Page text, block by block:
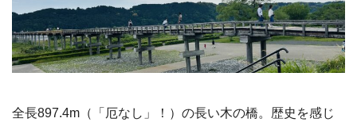
全長897.4m（「厄なし」！）の長い木の橋。歴史を感じ